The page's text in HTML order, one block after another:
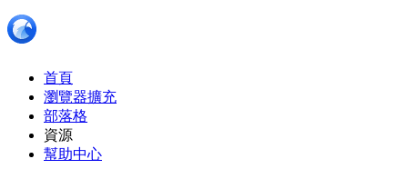
首頁
瀏覽器擴充
部落格
資源
幫助中心